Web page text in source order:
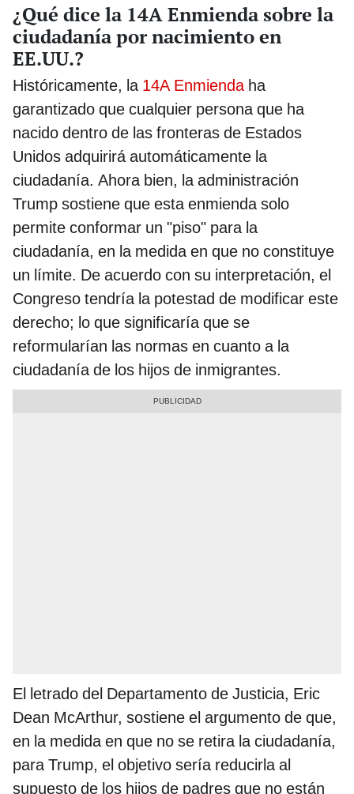
¿Qué dice la 14A Enmienda sobre la
ciudadanía por nacimiento en
EE.UU.?
Históricamente, la 14A Enmiendaha
garantizado que cualquier persona que ha
nacido dentro de las fronteras de Estados
Unidos adquirirá automáticamente la
ciudadanía. Ahora bien, la administración
Trump sostiene que esta enmienda solo
permite conformar un "piso" para la
ciudadanía, en la medida en que no constituye
un límite. De acuerdo con su interpretación, el
Congreso tendría la potestad de modificar este
derecho; lo que significaría que se
reformularían las normas en cuanto a la
ciudadanía de los hijos de inmigrantes.
El letrado del Departamento de Justicia, Eric
Dean McArthur, sostiene el argumento de que,
en la medida en que no se retira la ciudadanía,
para Trump, el objetivo sería reducirla al
supuesto de los hijos de padres que no están